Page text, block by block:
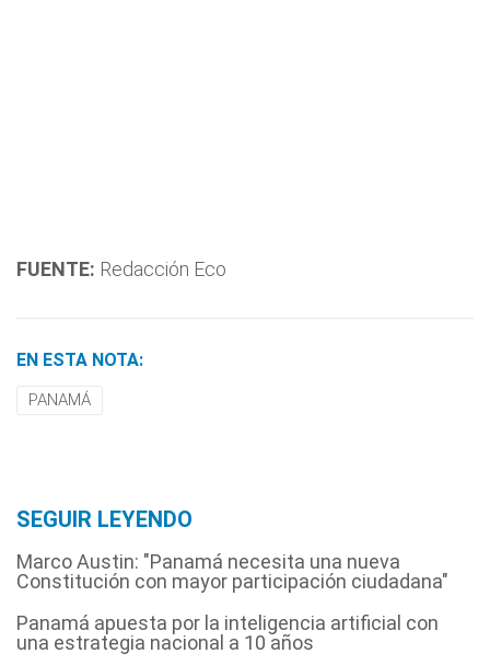
FUENTE: Redacción Eco
EN ESTA NOTA:
PANAMÁ
SEGUIR LEYENDO
Marco Austin: "Panamá necesita una nueva
Constitución con mayor participación ciudadana"
Panamá apuesta por la inteligencia artificial con
una estrategia nacional a 10 años